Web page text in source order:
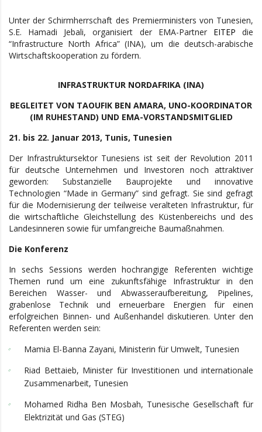
Unter der Schirmherrschaft des Premierministers von Tunesien,
S.E. Hamadi Jebali, organisiert der EMA-Partner EITEP die
“Infrastructure North Africa” (INA), um die deutsch-arabische
Wirtschaftskooperation zu fördern.
INFRASTRUKTUR NORDAFRIKA (INA)
BEGLEITET VON TAOUFIK BEN AMARA, UNO-KOORDINATOR
(IM RUHESTAND) UND EMA-VORSTANDSMITGLIED
21. bis 22. Januar 2013, Tunis, Tunesien
Der Infrastruktursektor Tunesiens ist seit der Revolution 2011
für deutsche Unternehmen und Investoren noch attraktiver
geworden: Substanzielle Bauprojekte und innovative
Technologien “Made in Germany” sind gefragt. Sie sind gefragt
für die Modernisierung der teilweise veralteten Infrastruktur, für
die wirtschaftliche Gleichstellung des Küstenbereichs und des
Landesinneren sowie für umfangreiche Baumaßnahmen.
Die Konferenz
In sechs Sessions werden hochrangige Referenten wichtige
Themen rund um eine zukunftsfähige Infrastruktur in den
Bereichen Wasser- und Abwasseraufbereitung, Pipelines,
grabenlose Technik und erneuerbare Energien für einen
erfolgreichen Binnen- und Außenhandel diskutieren. Unter den
Referenten werden sein:
Mamia El-Banna Zayani, Ministerin für Umwelt, Tunesien
Riad Bettaieb, Minister für Investitionen und internationale
Zusammenarbeit, Tunesien
Mohamed Ridha Ben Mosbah, Tunesische Gesellschaft für
Elektrizität und Gas (STEG)